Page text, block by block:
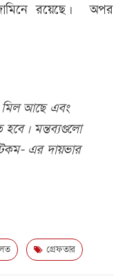
রয়েছে। অপর
মিল আছে এবং
মন্তব্যগুলো
এর দায়ভার
গ্রেফতার